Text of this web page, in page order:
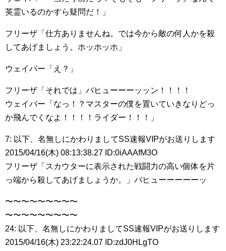
英霊いるのかすら疑問だ！」
フリーザ「仕方ありませんね。では今から敵の何人かを殺
してあげましょう。ホッホッホ」
ウェイバー「え？」
フリーザ「それでは」バヒューーーッッン！！！！
ウェイバー「なっ！？マスターの僕を置いていきなりどっ
か飛んでくなよ！！！！ライダー！！！」
7: 以下、名無しにかわりましてSS速報VIPがお送りします
2015/04/16(木) 08:13:38.27 ID:0iAAAfM3O
フリーザ「スカウターに表示された戦闘力の高い個体を片
っ端から殺してあげましょうか。」バヒューーーーーッ
〜〜〜〜〜〜〜〜〜
〜〜〜〜〜〜〜〜〜
24: 以下、名無しにかわりましてSS速報VIPがお送りします
2015/04/16(木) 23:22:24.07 ID:zdJ0HLgTO